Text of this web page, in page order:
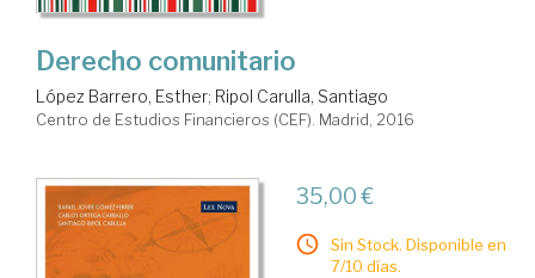
Derecho comunitario
López Barrero, Esther; Ripol Carulla, Santiago
Centro de Estudios Financieros (CEF). Madrid, 2016
35,00 €
Sin Stock. Disponible en
7/10 días.